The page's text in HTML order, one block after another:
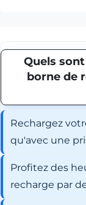
Quels
borne de
Rechargez
qu'avec une
Profitez des
recharge par